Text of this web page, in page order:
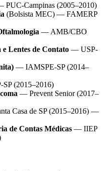
PUC-Campinas (2005–2010)
(Bolsista MEC) — FAMERP
— AMB/CBO
Lentes de Contato — USP-
— IAMSPE-SP (2014–
(2015–2016)
— Prevent Senior (2017–
Casa de SP (2015–2016) —
de Contas Médicas — IIEP